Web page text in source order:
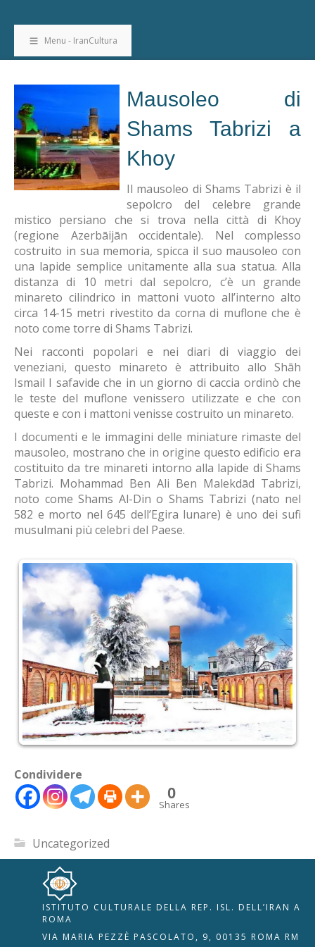
Menu - IranCultura
Mausoleo di
Shams Tabrizi a
Khoy
Il mausoleo di Shams Tabrizi è il
sepolcro del celebre grande
mistico persiano che si trova nella città di Khoy
(regione Azerbāijān occidentale). Nel complesso
costruito in sua memoria, spicca il suo mausoleo con
una lapide semplice unitamente alla sua statua. Alla
distanza di 10 metri dal sepolcro, c’è un grande
minareto cilindrico in mattoni vuoto all’interno alto
circa 14-15 metri rivestito da corna di muflone che è
noto come torre di Shams Tabrizi.
Nei racconti popolari e nei diari di viaggio dei
veneziani, questo minareto è attribuito allo Shāh
Ismail I safavide che in un giorno di caccia ordinò che
le teste del muflone venissero utilizzate e che con
queste e con i mattoni venisse costruito un minareto.
I documenti e le immagini delle miniature rimaste del
mausoleo, mostrano che in origine questo edificio era
costituito da tre minareti intorno alla lapide di Shams
Tabrizi. Mohammad Ben Ali Ben Malekdād Tabrizi,
noto come Shams Al-Din o Shams Tabrizi (nato nel
582 e morto nel 645 dell’Egira lunare) è uno dei sufi
musulmani più celebri del Paese.
Condividere
0
Shares
Uncategorized
ISTITUTO CULTURALE DELLA REP. ISL. DELL’IRAN A
ROMA
VIA MARIA PEZZÈ PASCOLATO, 9, 00135 ROMA RM
RIPRISTINA 🇮🇹 🇬🇧